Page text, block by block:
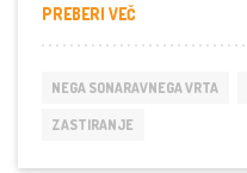
PREBERI VEČRAZŠIRITE
BREZ
NEGA SONARAVNEGA VRTA
ZASTIRANJE